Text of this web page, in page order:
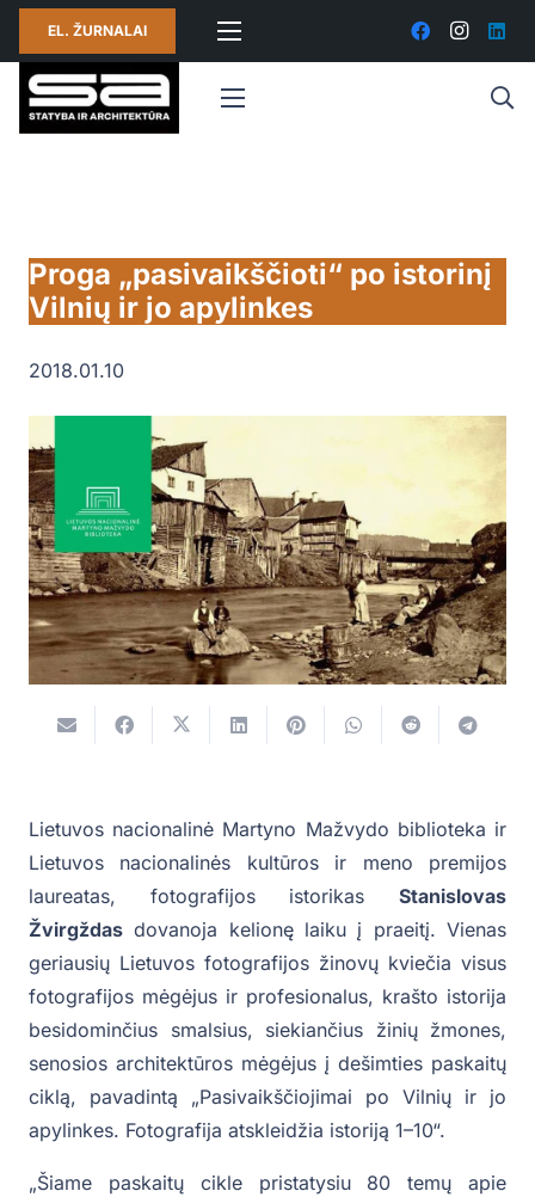
EL. ŽURNALAI
Proga „pasivaikščioti“ po istorinį
Vilnių ir jo apylinkes
2018.01.10
Lietuvos nacionalinė Martyno Mažvydo biblioteka ir
Lietuvos nacionalinės kultūros ir meno premijos
laureatas, fotografijos istorikas Stanislovas
Žvirgždas dovanoja kelionę laiku į praeitį. Vienas
geriausių Lietuvos fotografijos žinovų kviečia visus
fotografijos mėgėjus ir profesionalus, krašto istorija
besidominčius smalsius, siekiančius žinių žmones,
senosios architektūros mėgėjus į dešimties paskaitų
ciklą, pavadintą „Pasivaikščiojimai po Vilnių ir jo
apylinkes. Fotografija atskleidžia istoriją 1–10“.
„Šiame paskaitų cikle pristatysiu 80 temų apie